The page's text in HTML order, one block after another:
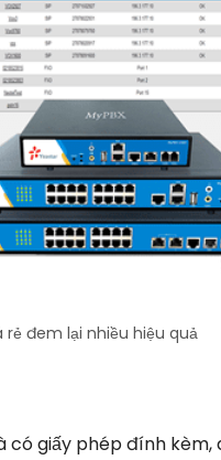
đem lại nhiều hiệu quả
giấy phép đính